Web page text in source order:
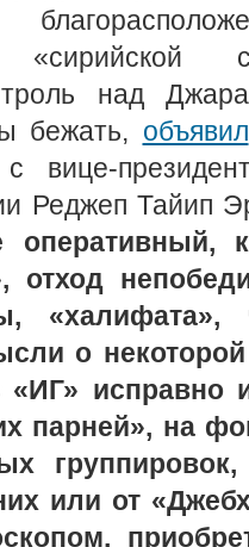
«сирийской
над
бежать, объявил
с вице-
Реджеп Тайип
оперативный,
о
исправно
парней», на
или от